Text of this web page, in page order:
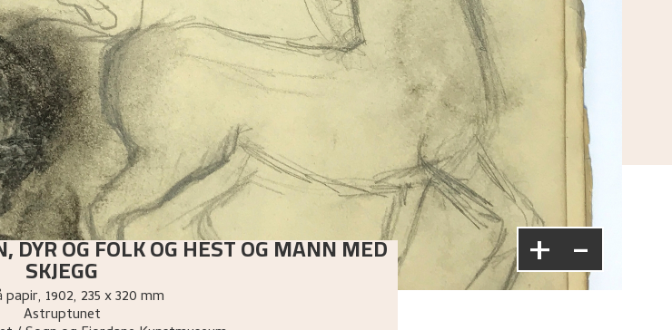
+ -
DYR OG FOLK OG HEST OG MANN MED
SKJEGG
papir, 1902, 235 x 320 mm
Astruptunet